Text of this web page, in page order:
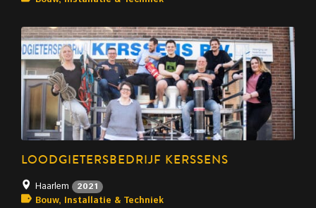
LOODGIETERSBEDRIJF KERSSENS
Haarlem 2021
Bouw, Installatie & Techniek